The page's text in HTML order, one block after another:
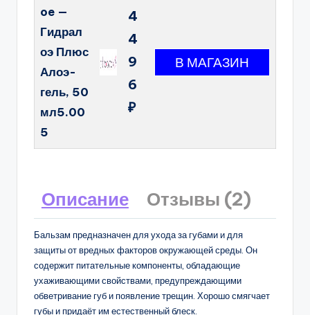
oe —
Гидрал
оэ Плюс
Алоэ-
гель, 50
мл5.00
5
4
4
9
6
₽
Описание Отзывы (2)
Бальзам предназначен для ухода за губами и для
защиты от вредных факторов окружающей среды. Он
содержит питательные компоненты, обладающие
ухаживающими свойствами, предупреждающими
обветривание губ и появление трещин. Хорошо смягчает
губы и придаёт им естественный блеск.